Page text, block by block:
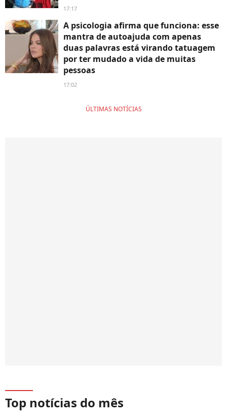
17:17
A psicologia afirma que funciona: esse
mantra de autoajuda com apenas
duas palavras está virando tatuagem
por ter mudado a vida de muitas
pessoas
17:02
ÚLTIMAS NOTÍCIAS
Top notícias do mês